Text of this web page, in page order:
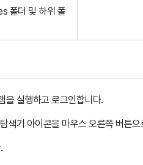
폴더 및 하위 폴
을 실행하고 로그인합니다.
색기 아이콘을 마우스 오른쪽 버튼